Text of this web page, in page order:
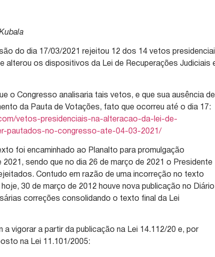
do dia 17/03/2021 rejeitou 12 dos 14 vetos
alterou os dispositivos da Lei de Recuperações Judiciais
o Congresso analisaria tais vetos, e que sua ausência de
da Pauta de Votações, fato que ocorreu até o dia 17:
vetos-presidenciais-na-alteracao-da-lei-de-
pautados-no-congresso-ate-04-03-2021/
foi encaminhado ao Planalto para promulgação
2021, sendo que no dia 26 de março de 2021 o Presidente
Contudo em razão de uma incorreção no texto
30 de março de 2012 houve nova publicação no Diário
correções consolidando o texto final da Lei
vigorar a partir da publicação na Lei 14.112/20 e, por
na Lei 11.101/2005: